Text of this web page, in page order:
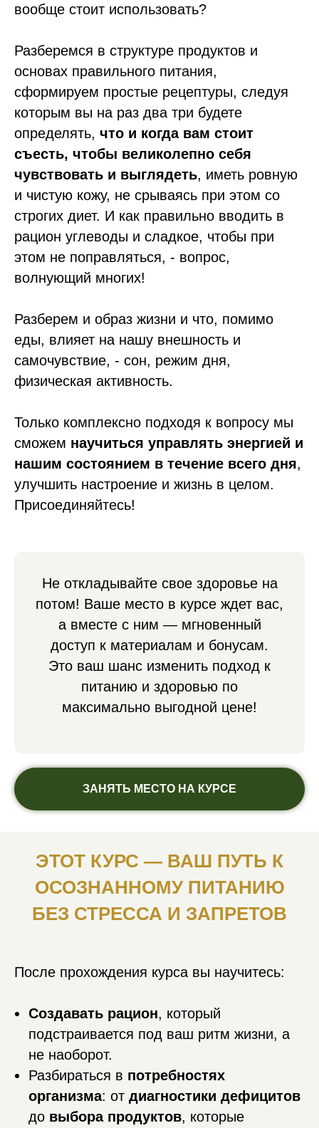
вообще стоит использовать?
Разберемся в структуре продуктов и
основах правильного питания,
сформируем простые рецептуры, следуя
которым вы на раз два три будете
определять, что и когда вам стоит
съесть, чтобы великолепно себя
чувствовать и выглядеть, иметь ровную
и чистую кожу, не срываясь при этом со
строгих диет. И как правильно вводить в
рацион углеводы и сладкое, чтобы при
этом не поправляться, - вопрос,
волнующий многих!
Разберем и образ жизни и что, помимо
еды, влияет на нашу внешность и
самочувствие, - сон, режим дня,
физическая активность.
Только комплексно подходя к вопросу мы
сможем научиться управлять энергией и
нашим состоянием в течение всего дня,
улучшить настроение и жизнь в целом.
Присоединяйтесь!
Не откладывайте свое здоровье на
потом! Ваше место в курсе ждет вас,
а вместе с ним — мгновенный
доступ к материалам и бонусам.
Это ваш шанс изменить подход к
питанию и здоровью по
максимально выгодной цене!
ЗАНЯТЬ МЕСТО НА КУРСЕ
ЭТОТ КУРС — ВАШ ПУТЬ К
ОСОЗНАННОМУ ПИТАНИЮ
БЕЗ СТРЕССА И ЗАПРЕТОВ
После прохождения курса вы научитесь:
Создавать рацион, который
подстраивается под ваш ритм жизни, а
не наоборот.
Разбираться в потребностях
организма: от диагностики дефицитов
до выбора продуктов, которые